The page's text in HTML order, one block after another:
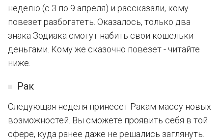
неделю (с 3 по 9 апреля) и рассказали, кому
повезет разбогатеть. Оказалось, только два
знака Зодиака смогут набить свои кошельки
деньгами. Кому же сказочно повезет - читайте
ниже.
Рак
Следующая неделя принесет Ракам массу новых
возможностей. Вы сможете проявить себя в той
сфере, куда ранее даже не решались заглянуть.